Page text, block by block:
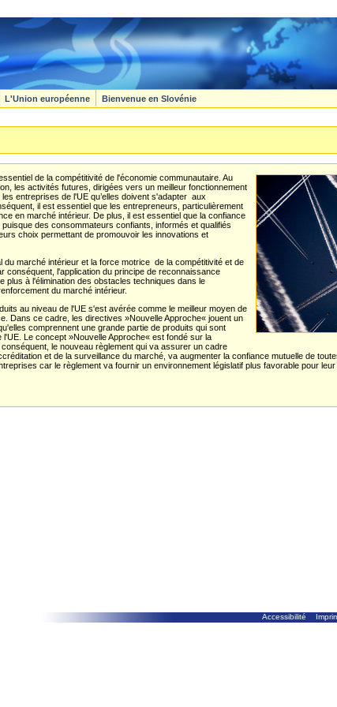
L'Union européenne Bienvenue en Slovénie
de la compétitivité de l'économie communautaire. Au
les activités futures, dirigées vers un meilleur fonctionnement
entreprises de l'UE qu’elles doivent s'adapter aux
il est essentiel que les entrepreneurs, particulièrement
en marché intérieur. De plus, il est essentiel que la confiance
des consommateurs confiants, informés et qualifiés
choix permettant de promouvoir les innovations et
marché intérieur et la force motrice de la compétitivité et de
conséquent, l'application du principe de reconnaissance
à l'élimination des obstacles techniques dans le
du marché intérieur.
au niveau de l'UE s'est avérée comme le meilleur moyen de
Dans ce cadre, les directives »Nouvelle Approche« jouent un
comprennent une grande partie de produits qui sont
Le concept »Nouvelle Approche« est fondé sur la
le nouveau règlement qui va assurer un cadre
et de la surveillance du marché, va augmenter la confiance mutuelle de
car le règlement va fournir un environnement législatif plus favorable pour leur
Accessibilité